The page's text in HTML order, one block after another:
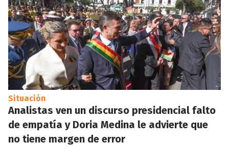
Situación
Analistas ven un discurso presidencial falto
de empatía y Doria Medina le advierte que
no tiene margen de error